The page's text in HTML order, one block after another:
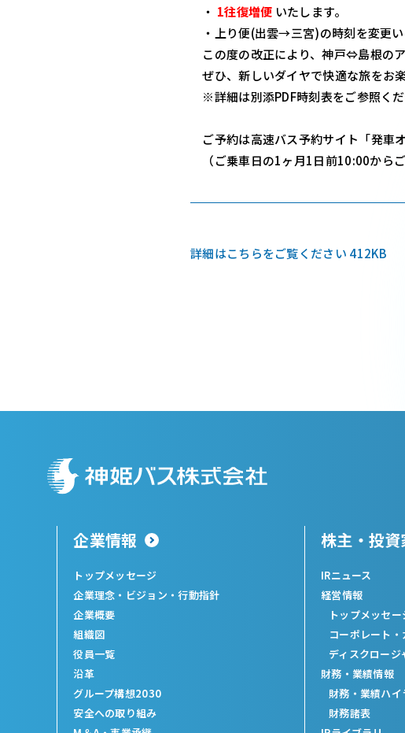
・ 1往復増便 いたします。
・上り便(出雲→三宮)の時刻を変更い
この度の改正により、神戸⇔島根の
ぜひ、新しいダイヤで快適な旅をお
※詳細は別添PDF時刻表をご参照くだ
ご予約は高速バス予約サイト「発車
（ご乗車日の1ヶ月1日前10:00から
詳細はこちらをご覧ください 412KB
企業情報
トップメッセージ
企業理念・ビジョン・行動指針
企業概要
組織図
役員一覧
沿革
グループ構想2030
安全への取り組み
株主・投資
IRニュース
経営情報
トップメッセー
コーポレート
ディスクロー
財務・業績情報
財務・業績ハイ
財務諸表